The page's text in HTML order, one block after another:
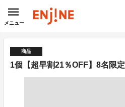
メニュー
商品
1個【超早割21％OFF】8名限定